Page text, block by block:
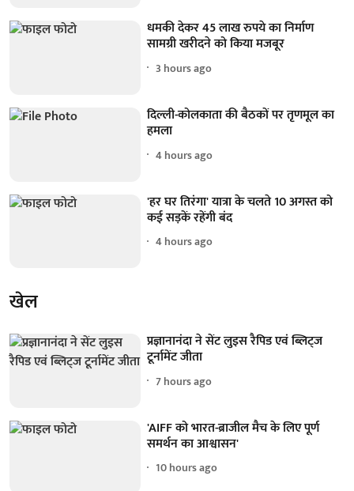
धमकी देकर 45 लाख रुपये का निर्माण
सामग्री खरीदने को किया मजबूर
3 hours ago
दिल्ली-कोलकाता की बैठकों पर तृणमूल का
हमला
4 hours ago
'हर घर तिरंगा' यात्रा के चलते 10 अगस्त को
कई सड़कें रहेंगी बंद
4 hours ago
खेल
प्रज्ञानानंदा ने सेंट लुइस रैपिड एवं ब्लिट्ज
टूर्नामेंट जीता
7 hours ago
'AIFF को भारत-ब्राजील मैच के लिए पूर्ण
समर्थन का आश्वासन'
10 hours ago